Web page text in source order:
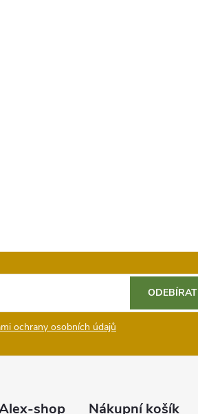
ochrany osobních údajů
ODEBÍRAT
shop Nákupní košík